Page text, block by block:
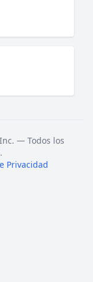
— Todos los
Privacidad